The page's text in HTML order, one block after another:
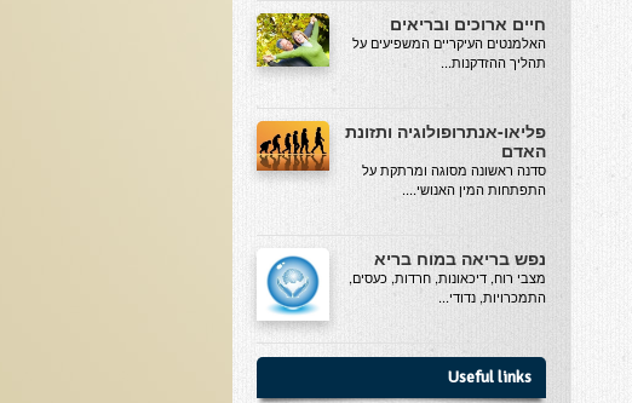
חיים ארוכים ובריאים
האלמנטים העיקריים המשפיעים על
תהליך ההזדקנות...
פליאו-אנתרופולוגיה ותזונת
האדם
סדנה ראשונה מסוגה ומרתקת על
התפתחות המין האנושי....
נפש בריאה במוח בריא
מצבי רוח, דיכאונות, חרדות, כעסים,
התמכרויות, נדודי...
Useful links